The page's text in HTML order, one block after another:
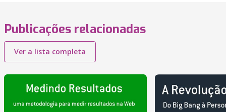
Publicações relacionadas
Ver a lista completa